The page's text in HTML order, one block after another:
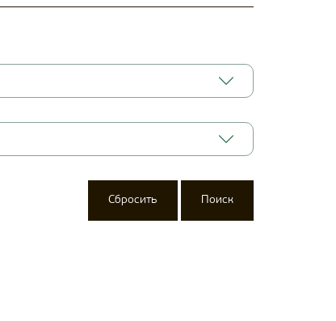
Сбросить Поиск